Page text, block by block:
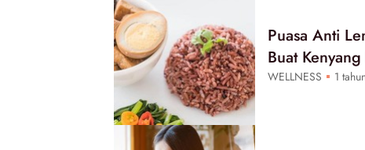
Puasa Anti
Buat
WELLNESS 1